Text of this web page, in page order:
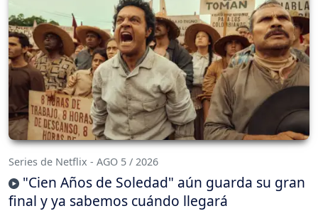
Series de Netflix - AGO 5 / 2026
"Cien Años de Soledad" aún guarda su gran
final y ya sabemos cuándo llegará